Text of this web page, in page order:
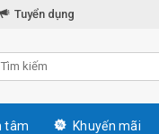
Tuyển dụng
tâm Khuyến mãi